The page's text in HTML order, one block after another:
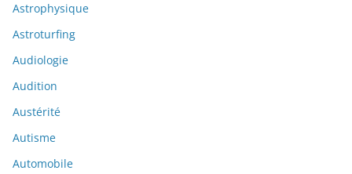
Astrophysique
Astroturfing
Audiologie
Audition
Austérité
Autisme
Automobile